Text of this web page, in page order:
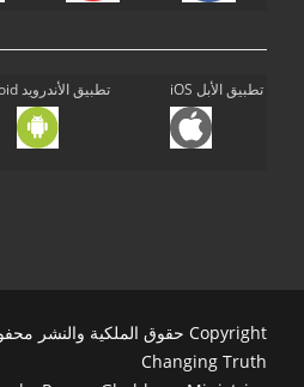
تطبيق الأبل iOS تطبيق الأندرويد Android
Changing Truth